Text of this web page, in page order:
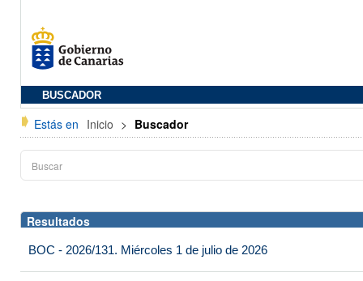
BUSCADOR
Estás en Inicio > Buscador
Resultados
BOC - 2026/131. Miércoles 1 de julio de 2026